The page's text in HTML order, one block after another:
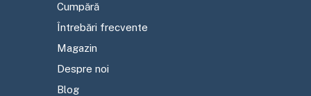
Cumpără
Întrebări frecvente
Magazin
Despre noi
Blog